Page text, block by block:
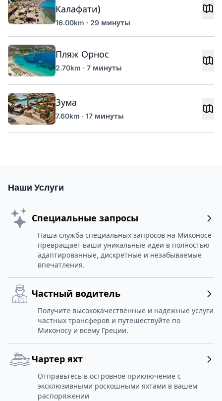
Калафати)
16.00km · 29 минуты
Пляж Орнос
2.70km · 7 минуты
Зума
7.60km · 17 минуты
Наши Услуги
Специальные запросы
Наша служба специальных запросов на Миконосе
превращает ваши уникальные идеи в полностью
адаптированные, дискретные и незабываемые
впечатления.
Частный водитель
Получите высококачественные и надежные услуги
частных трансферов и путешествуйте по
Миконосу и всему Греции.
Чартер яхт
Отправьтесь в островное приключение с
эксклюзивными роскошными яхтами в вашем
распоряжении